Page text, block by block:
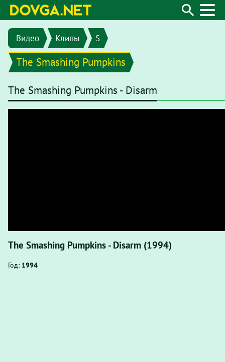
Видео Клипы S
The Smashing Pumpkins
The Smashing Pumpkins - Disarm
The Smashing Pumpkins - Disarm (1994)
Год: 1994